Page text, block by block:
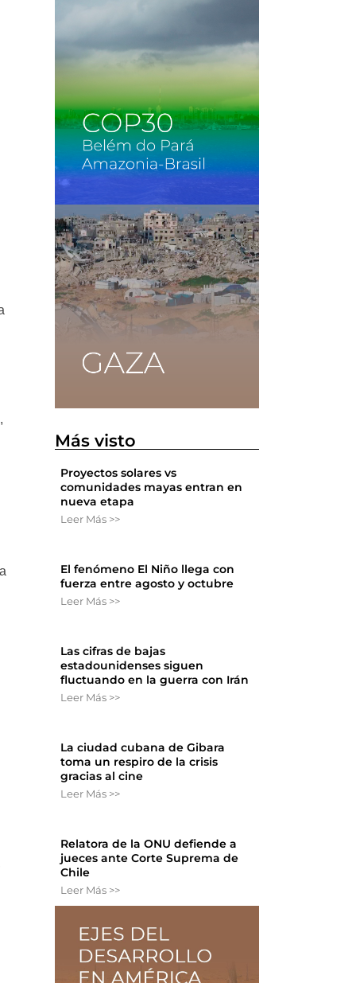
Más visto
Proyectos solares vs
comunidades mayas entran en
nueva etapa
Leer Más >>
El fenómeno El Niño llega con
fuerza entre agosto y octubre
Leer Más >>
Las cifras de bajas
estadounidenses siguen
fluctuando en la guerra con Irán
Leer Más >>
La ciudad cubana de Gibara
toma un respiro de la crisis
gracias al cine
Leer Más >>
Relatora de la ONU defiende a
jueces ante Corte Suprema de
Chile
Leer Más >>